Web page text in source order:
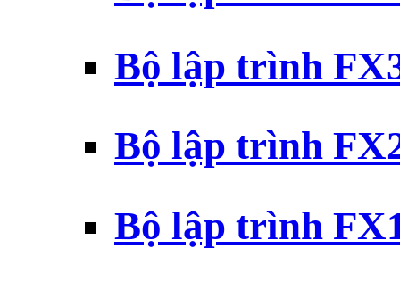
Bộ lập trình
Bộ lập trình
Bộ lập trình